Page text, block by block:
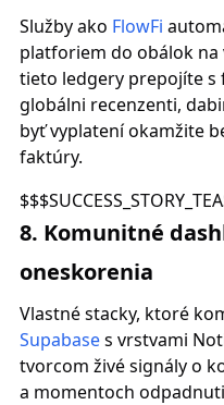
Služby ako FlowFi
platforiem do obálok na
tieto ledgery prepojíte
globálni recenzenti,
byť vyplatení okamžite
faktúry.
8. Komunitné
oneskorenia
Vlastné stacky, ktoré
Supabases vrstvami
tvorcom živé signály o
a momentoch